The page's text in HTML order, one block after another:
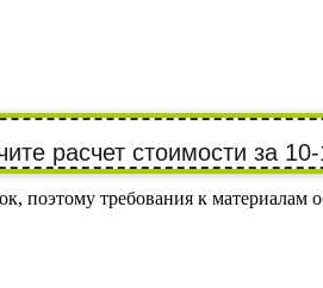
расчет стоимости за
требования к материалам